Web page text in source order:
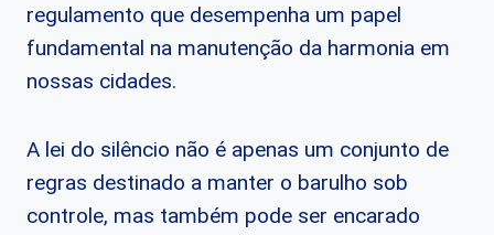
regulamento que desempenha um papel
fundamental na manutenção da harmonia em
nossas cidades.
A lei do silêncio não é apenas um conjunto de
regras destinado a manter o barulho sob
controle, mas também pode ser encarado